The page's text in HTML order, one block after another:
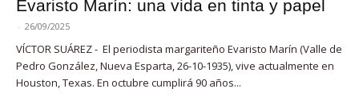
Evaristo Marín: una vida en tinta y papel
- 26/09/2025
VÍCTOR SUÁREZ - El periodista margariteño Evaristo Marín (Valle de
Pedro González, Nueva Esparta, 26-10-1935), vive actualmente en
Houston, Texas. En octubre cumplirá 90 años...